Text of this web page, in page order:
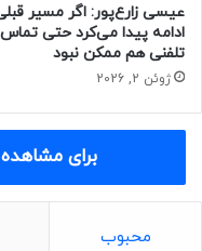
عیسی زارع‌پور: اگر مسیر
ادامه پیدا می‌کرد حتی تماس
تلفنی هم ممکن نبود
ژوئن 2, 2026
برای
محبوب